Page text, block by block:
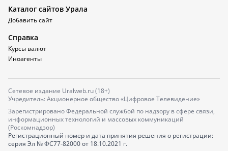
Каталог сайтов Урала
Добавить сайт
Справка
Курсы валют
Иноагенты
Сетевое издание Uralweb.ru (18+)
Учредитель: Акционерное общество «Цифровое Телевидение»
Зарегистрировано Федеральной службой по надзору в сфере связи,
информационных технологий и массовых коммуникаций
(Роскомнадзор)
Регистрационный номер и дата принятия решения о регистрации:
серия Эл № ФС77-82000от 18.10.2021 г.